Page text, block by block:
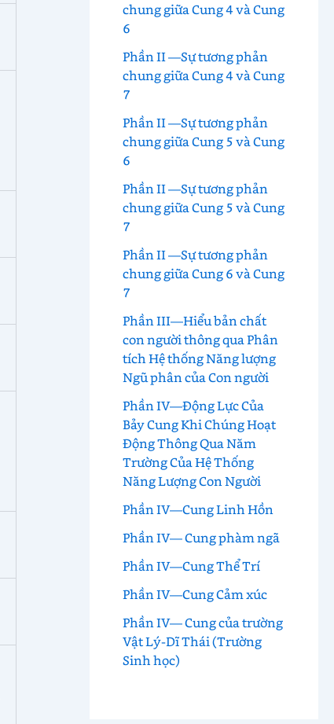
chung giữa Cung 4 và Cung
6
Phần II —Sự tương phản
chung giữa Cung 4 và Cung
7
Phần II —Sự tương phản
chung giữa Cung 5 và Cung
6
Phần II —Sự tương phản
chung giữa Cung 5 và Cung
7
Phần II —Sự tương phản
chung giữa Cung 6 và Cung
7
Phần III—Hiểu bản chất
con người thông qua Phân
tích Hệ thống Năng lượng
Ngũ phân của Con người
Phần IV—Động Lực Của
Bảy Cung Khi Chúng Hoạt
Động Thông Qua Năm
Trường Của Hệ Thống
Năng Lượng Con Người
Phần IV—Cung Linh Hồn
Phần IV— Cung phàm ngã
Phần IV—Cung Thể Trí
Phần IV—Cung Cảm xúc
Phần IV— Cung của trường
Vật Lý-Dĩ Thái (Trường
Sinh học)